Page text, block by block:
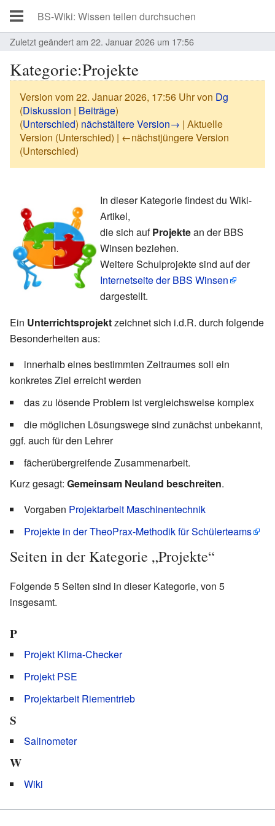
Zuletzt geändert am 22. Januar 2026 um 17:56
Kategorie:Projekte
Version vom 22. Januar 2026, 17:56 Uhr von Dg
(Diskussion | Beiträge)
(Unterschied) nächstältere Version→ | Aktuelle
Version (Unterschied) | ←nächstjüngere Version
(Unterschied)
In dieser Kategorie findest du Wiki-
Artikel,
die sich aufProjektean der BBS
Winsen beziehen.
Weitere Schulprojekte sind auf der
Internetseite der BBS Winsen
dargestellt.
Ein Unterrichtsprojektzeichnet sich i.d.R. durch folgende
Besonderheiten aus:
innerhalb eines bestimmten Zeitraumes soll ein
konkretes Ziel erreicht werden
das zu lösende Problem ist vergleichsweise komplex
die möglichen Lösungswege sind zunächst unbekannt,
ggf. auch für den Lehrer
fächerübergreifende Zusammenarbeit.
Kurz gesagt: Gemeinsam Neuland beschreiten.
Vorgaben Projektarbeit Maschinentechnik
Projekte in der TheoPrax-Methodik für Schülerteams
Seiten in der Kategorie „Projekte“
Folgende 5 Seiten sind in dieser Kategorie, von 5
insgesamt.
P
Projekt Klima-Checker
Projekt PSE
Projektarbeit Riementrieb
S
Salinometer
W
Wiki